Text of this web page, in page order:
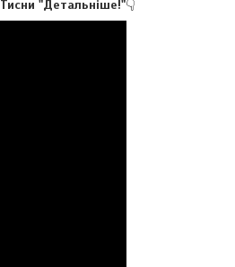
Тисни "Детальніше!"👇